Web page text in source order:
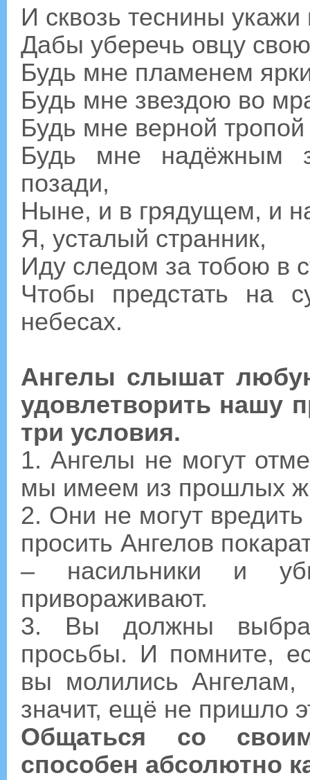
И сквозь теснины
Дабы уберечь овцу
Будь мне пламенем
Будь мне звездою во
Будь мне верной
Будь мне надёжным
позади,
Ныне, и в грядущем, и
Я, усталый странник,
Иду следом за тобою в
Чтобы предстать на
небесах.
Ангелы слышат
удовлетворить нашу
три условия.
1. Ангелы не могут
мы имеем из прошлых
2. Они не могут
просить Ангелов
– насильники и
привораживают.
3. Вы должны
просьбы. И помните,
вы молились
значит, ещё не пришло
Общаться со
способен абсолютно